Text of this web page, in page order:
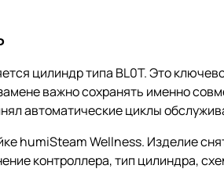
цилиндр типа BL0T. Это
важно сохранять именно
автоматические циклы
humiSteam Wellness. Изделие
контроллера, тип цилиндра,